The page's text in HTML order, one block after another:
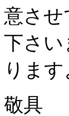
意させ
下さい
りま
敬具